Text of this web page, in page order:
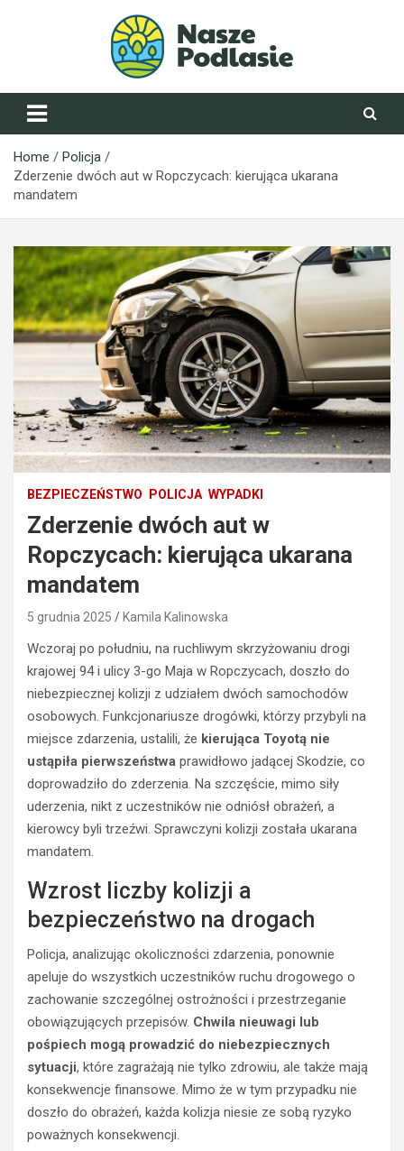
NaszePodlasie.pl
Home
Policja
Zderzenie dwóch aut w Ropczycach: kierująca ukarana
mandatem
BEZPIECZEŃSTWO POLICJA WYPADKI
Zderzenie dwóch aut w
Ropczycach: kierująca ukarana
mandatem
5 grudnia 2025 Kamila Kalinowska
Wczoraj po południu, na ruchliwym skrzyżowaniu drogi
krajowej 94 i ulicy 3-go Maja w Ropczycach, doszło do
niebezpiecznej kolizji z udziałem dwóch samochodów
osobowych. Funkcjonariusze drogówki, którzy przybyli na
miejsce zdarzenia, ustalili, że kierująca Toyotą nie
ustąpiła pierwszeństwa prawidłowo jadącej Skodzie, co
doprowadziło do zderzenia. Na szczęście, mimo siły
uderzenia, nikt z uczestników nie odniósł obrażeń, a
kierowcy byli trzeźwi. Sprawczyni kolizji została ukarana
mandatem.
Wzrost liczby kolizji a
bezpieczeństwo na drogach
Policja, analizując okoliczności zdarzenia, ponownie
apeluje do wszystkich uczestników ruchu drogowego o
zachowanie szczególnej ostrożności i przestrzeganie
obowiązujących przepisów. Chwila nieuwagi lub
pośpiech mogą prowadzić do niebezpiecznych
sytuacji, które zagrażają nie tylko zdrowiu, ale także mają
konsekwencje finansowe. Mimo że w tym przypadku nie
doszło do obrażeń, każda kolizja niesie ze sobą ryzyko
poważnych konsekwencji.
BEZPIECZEŃSTWO
POLICJA
WYPADKI
POLICJA